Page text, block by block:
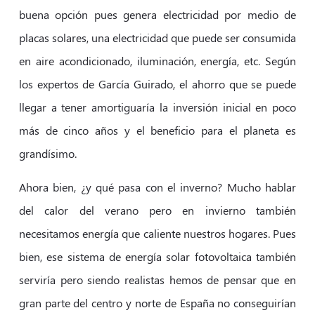
buena opción pues genera electricidad por medio de
placas solares, una electricidad que puede ser consumida
en aire acondicionado, iluminación, energía, etc. Según
los expertos de García Guirado, el ahorro que se puede
llegar a tener amortiguaría la inversión inicial en poco
más de cinco años y el beneficio para el planeta es
grandísimo.
Ahora bien, ¿y qué pasa con el inverno? Mucho hablar
del calor del verano pero en invierno también
necesitamos energía que caliente nuestros hogares. Pues
bien, ese sistema de energía solar fotovoltaica también
serviría pero siendo realistas hemos de pensar que en
gran parte del centro y norte de España no conseguirían